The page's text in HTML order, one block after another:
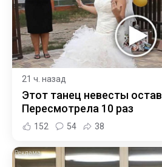
21 ч. назад
Этот танец невесты
Пересмотрела 10 раз
152 54 38